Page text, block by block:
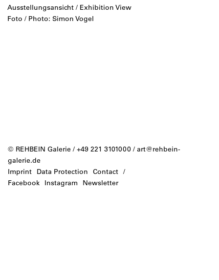
Ausstellungsansicht / Exhibition View
Foto / Photo: Simon Vogel
© REHBEIN Galerie / +49 221 3101000 / art@rehbein-
galerie.de
Imprint
Data Protection Contact /
Facebook
Instagram Newsletter